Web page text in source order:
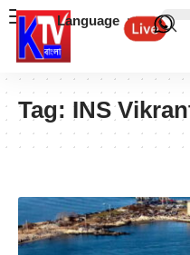
Language
Tag: INS